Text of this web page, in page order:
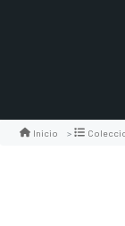
Inicio